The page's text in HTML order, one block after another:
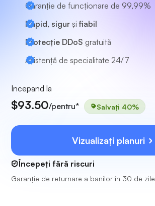
Garanție de funcționare de 99,99%
Rapid, sigur șifiabil
Protecție DDoS gratuită
Asistență de specialitate 24/7
Incepand la
$93.50/pentru* Salvați 40%
Vizualizați planuri
Începeți fără riscuri
Garanție de returnare a banilor în 30 de zile